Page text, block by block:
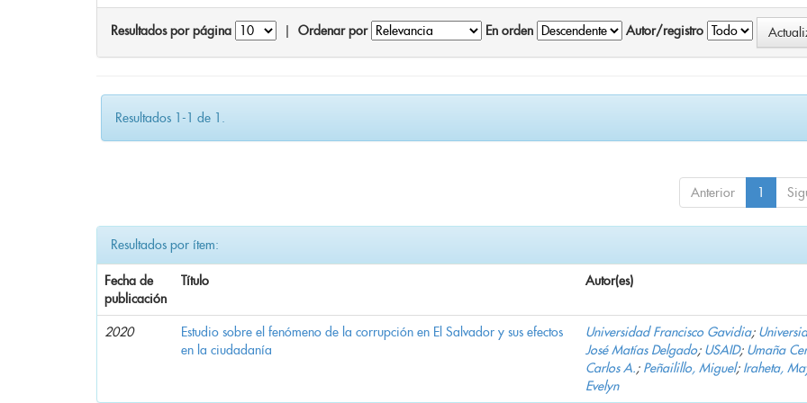
Resultados por página Ordenar por En orden Autor/registro
Resultados 1-1 de 1.
Anterior 1
Resultados por ítem:
Fecha de
publicación
Título Autor(es)
2020
Estudio sobre el fenómeno de la corrupción en El Salvador y sus efectos
en la ciudadanía
Universidad Francisco Gavidia;
José Matías Delgado; USAID; Umaña
Carlos A.; Peñailillo, Miguel; Iraheta,
Evelyn